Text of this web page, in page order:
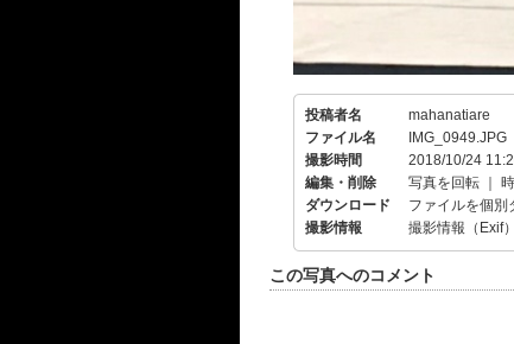
投稿者名
mahanatiare
ファイル名
IMG_0949.JPG
撮影時間
2018/10/24
編集・削除
写真を回転
ダウンロード
ファイルを個別
撮影情報
撮影情報（Exif
この写真へのコメント